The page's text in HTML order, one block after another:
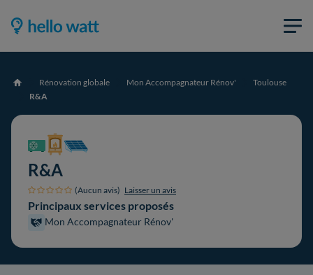
Accueil Rénovation globale Mon Accompagnateur Rénov'
Toulouse
R&A
R&A
(Aucun avis) Laisser un avis
Principaux services proposés
Mon Accompagnateur Rénov'